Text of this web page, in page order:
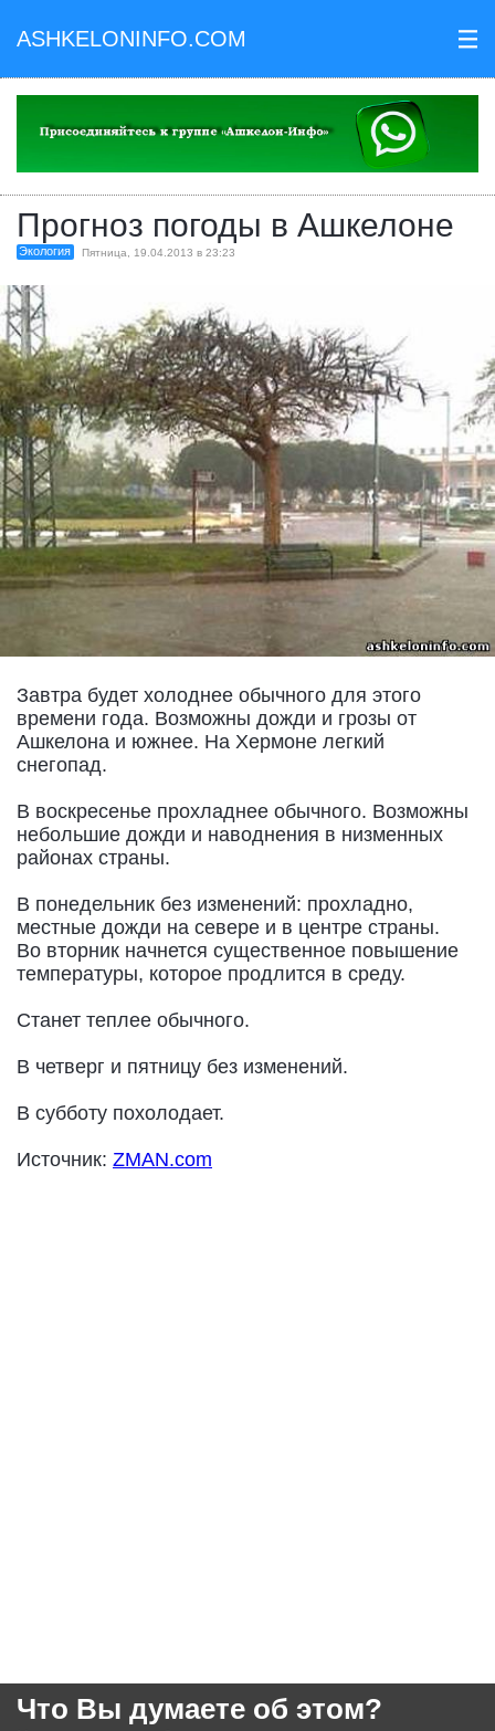
ASHKELONINFO.COM III
Прогноз погоды в Ашкелоне
Экология Пятница, 19.04.2013 в 23:23
Завтра будет холоднее обычного для этого
времени года. Возможны дожди и грозы от
Ашкелона и южнее. На Хермоне легкий
снегопад.
В воскресенье прохладнее обычного. Возможны
небольшие дожди и наводнения в низменных
районах страны.
В понедельник без изменений: прохладно,
местные дожди на севере и в центре страны.
Во вторник начнется существенное повышение
температуры, которое продлится в среду.
Станет теплее обычного.
В четверг и пятницу без изменений.
В субботу похолодает.
Источник: ZMAN.com
Что Вы думаете об этом?